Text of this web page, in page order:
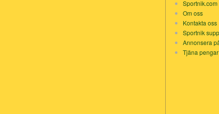
Sportnik.com
Om oss
Kontakta oss
Sportnik
Annonsera
Tjäna pengar